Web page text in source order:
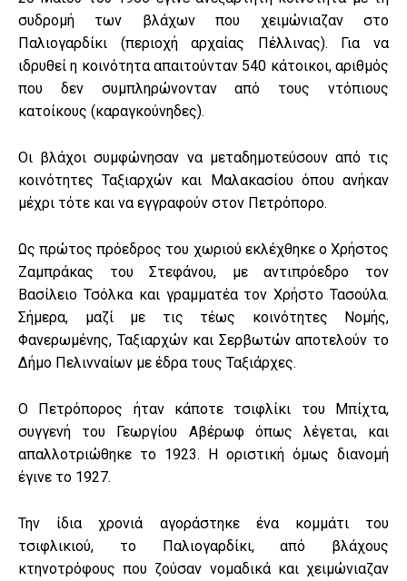
συδρομή των βλάχων που χειμώνιαζαν στο
Παλιογαρδίκι (περιοχή αρχαίας Πέλλινας). Για να
ιδρυθεί η κοινότητα απαιτούνταν 540 κάτοικοι, αριθμός
που δεν συμπληρώνονταν από τους ντόπιους
κατοίκους (καραγκούνηδες).
Οι βλάχοι συμφώνησαν να μεταδημοτεύσουν από τις
κοινότητες Ταξιαρχών και Μαλακασίου όπου ανήκαν
μέχρι τότε και να εγγραφούν στον Πετρόπορο.
Ως πρώτος πρόεδρος του χωριού εκλέχθηκε ο Χρήστος
Ζαμπράκας του Στεφάνου, με αντιπρόεδρο τον
Βασίλειο Τσόλκα και γραμματέα τον Χρήστο Τασούλα.
Σήμερα, μαζί με τις τέως κοινότητες Νομής,
Φανερωμένης, Ταξιαρχών και Σερβωτών αποτελούν το
Δήμο Πελινναίων με έδρα τους Ταξιάρχες.
Ο Πετρόπορος ήταν κάποτε τσιφλίκι του Μπίχτα,
συγγενή του Γεωργίου Αβέρωφ όπως λέγεται, και
απαλλοτριώθηκε το 1923. Η οριστική όμως διανομή
έγινε το 1927.
Την ίδια χρονιά αγοράστηκε ένα κομμάτι του
τσιφλικιού, το Παλιογαρδίκι, από βλάχους
κτηνοτρόφους που ζούσαν νομαδικά και χειμώνιαζαν